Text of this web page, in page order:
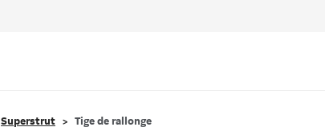
Superstrut Tige de rallonge